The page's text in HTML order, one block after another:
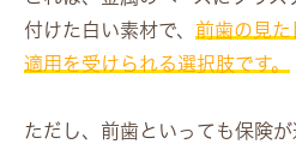
付けた白い素材で、 前歯の見
適用を受けられる選択肢です。
ただし、前歯といっても保険